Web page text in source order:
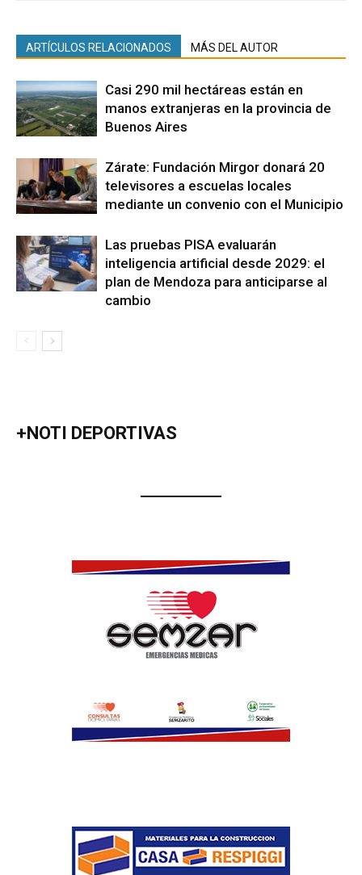
ARTÍCULOS RELACIONADOS MÁS DEL AUTOR
Casi 290 mil hectáreas están en
manos extranjeras en la provincia de
Buenos Aires
Zárate: Fundación Mirgor donará 20
televisores a escuelas locales
mediante un convenio con el Municipio
Las pruebas PISA evaluarán
inteligencia artificial desde 2029: el
plan de Mendoza para anticiparse al
cambio
+NOTI DEPORTIVAS